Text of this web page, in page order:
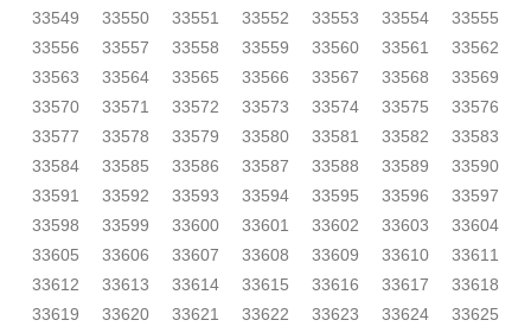
33549
33550 33551 33552 33553 33554
33555
33556
33557 33558 33559 33560 33561
33562
33563
33564 33565 33566 33567 33568
33569
33570
33571 33572 33573 33574 33575
33576
33577
33578 33579 33580 33581 33582
33583
33584
33585 33586 33587 33588 33589
33590
33591
33592 33593 33594 33595 33596
33597
33598
33599 33600 33601 33602 33603
33604
33605
33606 33607 33608 33609 33610
33611
33612
33613 33614 33615 33616 33617
33618
33619
33620 33621 33622 33623 33624
33625